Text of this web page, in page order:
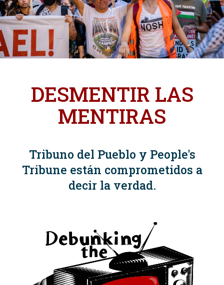
DESMENTIR LAS
MENTIRAS
Tribuno del Pueblo y People's
Tribune están comprometidos a
decir la verdad.